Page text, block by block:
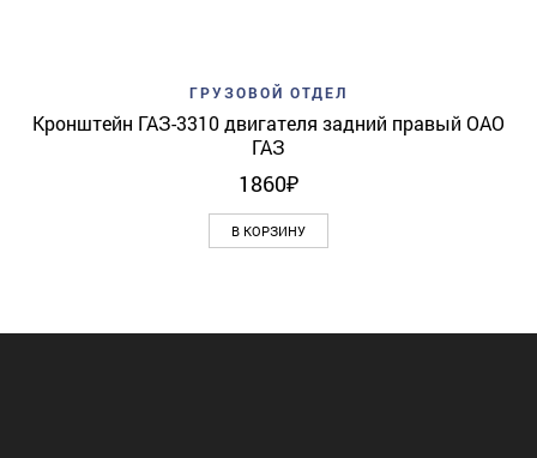
ГРУЗОВОЙ ОТДЕЛ
Кронштейн ГАЗ-3310 двигателя задний правый ОАО
ГАЗ
1860₽
В КОРЗИНУ